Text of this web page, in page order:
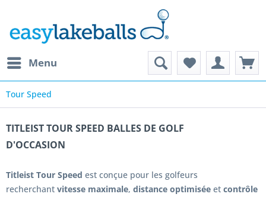
Menu
Tour Speed
TITLEIST TOUR SPEED BALLES DE GOLF
D'OCCASION
Titleist Tour Speed est conçue pour les golfeurs
recherchant vitesse maximale, distance optimisée et contrôle